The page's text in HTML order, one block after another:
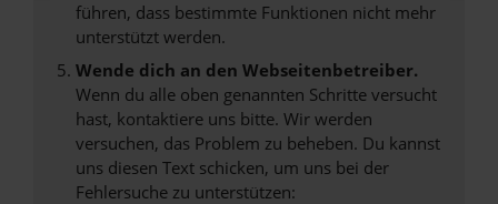
führen, dass bestimmte Funktionen nicht mehr
unterstützt werden.
Wende dich an den Webseitenbetreiber.
Wenn du alle oben genannten Schritte versucht
hast, kontaktiere uns bitte. Wir werden
versuchen, das Problem zu beheben. Du kannst
uns diesen Text schicken, um uns bei der
Fehlersuche zu unterstützen: